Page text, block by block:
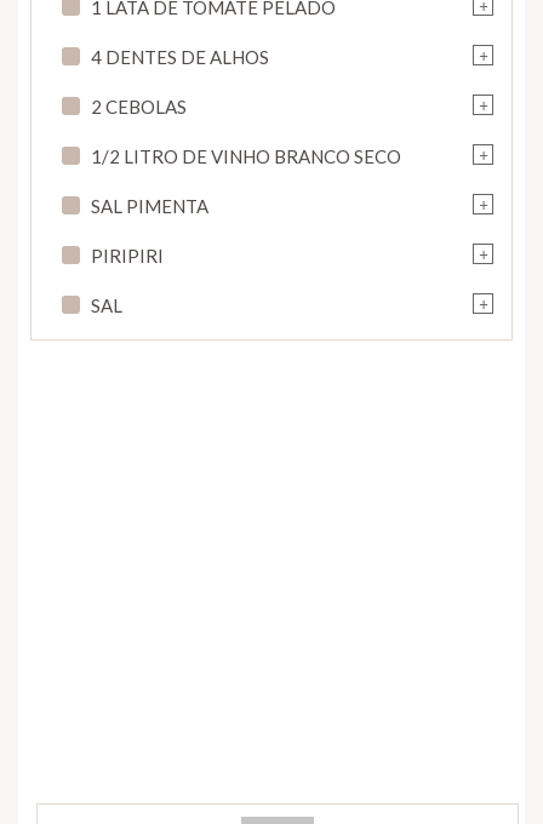
1 LATA DE TOMATE PELADO
+
4 DENTES DE ALHOS
+
2 CEBOLAS
+
1/2 LITRO DE VINHO BRANCO SECO
+
SAL PIMENTA
+
PIRIPIRI
+
SAL